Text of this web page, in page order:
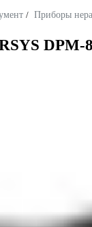
/ Приборы
DPM-